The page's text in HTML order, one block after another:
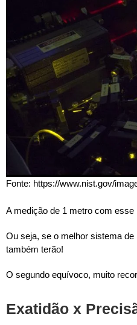
Fonte: https://www.nist.gov/
A medição de 1 metro com
Ou seja, se o melhor sistema
também terão!
O segundo equívoco, muito
Exatidão x